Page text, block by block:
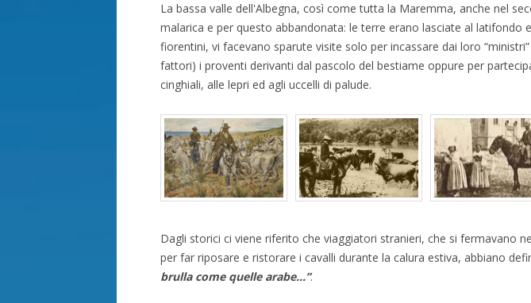
La bassa valle dell'Albegna, così come tutta la Maremma, anche nel
malarica e per questo abbandonata: le terre erano lasciate al latifondo
fiorentini, vi facevano sparute visite solo per incassare dai loro
fattori) i proventi derivanti dal pascolo del bestiame oppure per
cinghiali, alle lepri ed agli uccelli di palude.
Dagli storici ci viene riferito che viaggiatori stranieri, che si fermavano
per far riposare e ristorare i cavalli durante la calura estiva, abbiano
brulla come quelle arabe...”.